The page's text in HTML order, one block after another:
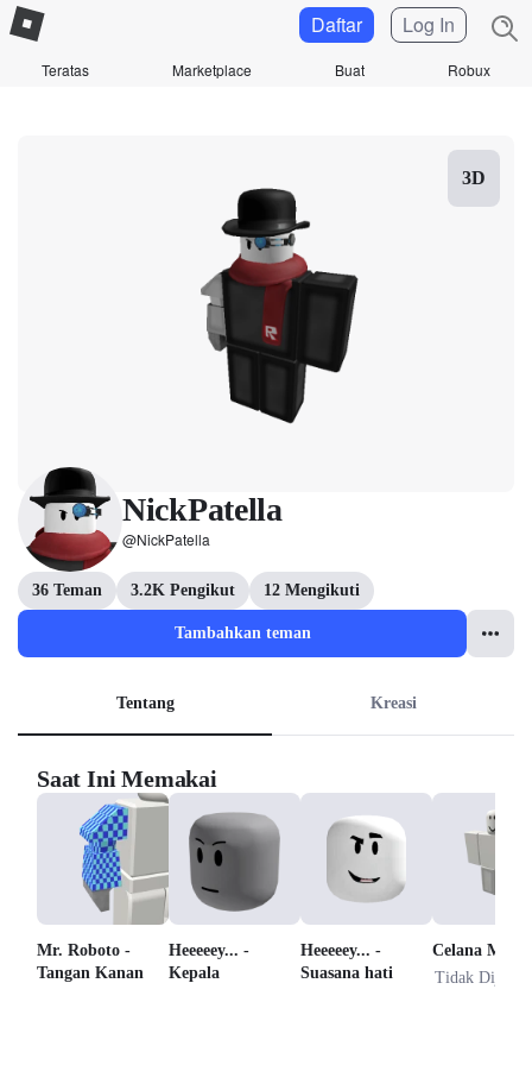
Teratas Marketplace Buat Robux
Daftar Log In
3D
NickPatella
@NickPatella
36 Teman 3.2K Pengikut 12 Mengikuti
Tambahkan teman
Tentang Kreasi
Saat Ini Memakai
Mr. Roboto -
Tangan Kanan
Heeeeey... -
Kepala
Heeeeey... -
Suasana hati
Celana Meh 2
Tidak Dijual